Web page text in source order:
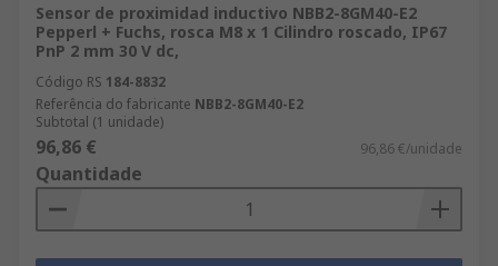
Sensor de proximidad inductivo NBB2-8GM40-E2
Pepperl + Fuchs, rosca M8 x 1 Cilindro roscado, IP67
PnP 2 mm 30 V dc,
Código RS 184-8832
Referência do fabricante NBB2-8GM40-E2
Subtotal (1 unidade)
96,86 € 96,86 €/unidade
Quantidade